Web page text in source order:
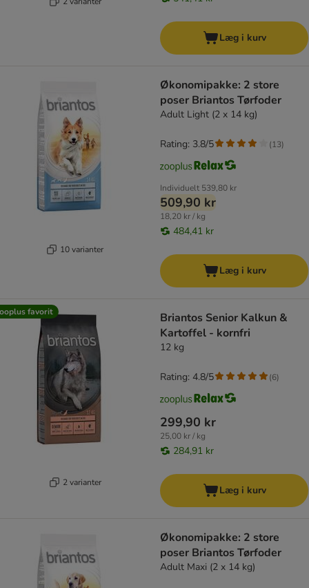
Læg i kurv
10 varianter
Økonomipakke: 2 store
poser Briantos Tørfoder
Adult Light (2 x 14 kg)
Individuelt 539,80 kr
509,90 kr
18,20 kr / kg
484,41 kr
Rating: 3.8/5 (13)
Læg i kurv
favorit
2 varianter
Briantos Senior Kalkun &
Kartoffel - kornfri
12 kg
299,90 kr
25,00 kr / kg
284,91 kr
Rating: 4.8/5 (6)
Læg i kurv
Økonomipakke: 2 store
poser Briantos Tørfoder
Adult Maxi (2 x 14 kg)